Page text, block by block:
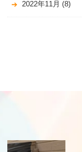
2022年11月 (8)